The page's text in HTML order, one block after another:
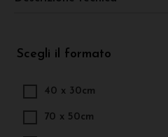
Scegli il formato
40 x 30cm
70 x 50cm